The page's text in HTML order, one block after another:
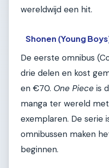
wereldwijd een hit.
Shonen (Young
De eerste omnibus
drie delen en kost
en €70. One Piece is
manga ter wereld
exemplaren. De serie
omnibussen maken
beginnen.